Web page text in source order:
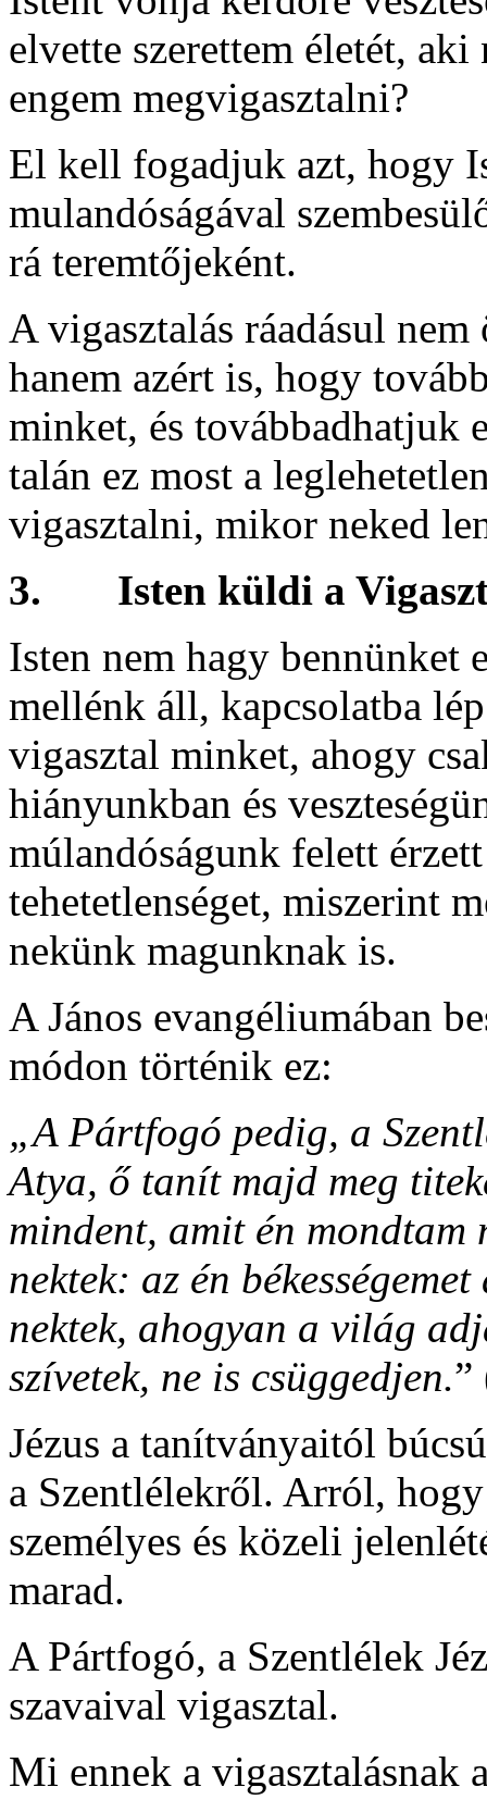
elvette szerettem életét,
engem megvigasztalni?
El kell fogadjuk azt, hogy
mulandóságával
rá teremtőjeként.
A vigasztalás ráadásul
hanem azért is, hogy
minket, és továbbadhatjuk
talán ez most a
vigasztalni, mikor neked
3. Isten küldi a
Isten nem hagy bennünket
mellénk áll, kapcsolatba
vigasztal minket, ahogy
hiányunkban és
múlandóságunk felett
tehetetlenséget, miszerint
nekünk magunknak is.
A János evangéliumában
módon történik ez:
„A Pártfogó pedig, a
Atya, ő tanít majd meg
mindent, amit én mondtam
nektek: az én
nektek, ahogyan a világ
szívetek, ne is csüggedjen.”
Jézus a tanítványaitól
a Szentlélekről. Arról,
személyes és közeli
marad.
A Pártfogó, a Szentlélek
szavaival vigasztal.
Mi ennek a vigasztalásnak